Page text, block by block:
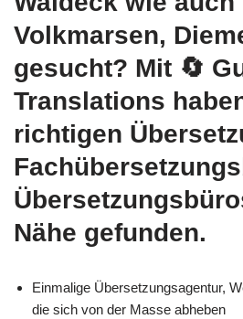
Volkmarsen,
gesucht? Mit 🔄
Translations
richtigen
Nähe gefunden.
Einmalige Übersetzungsagentur,
die sich von der Masse abheben